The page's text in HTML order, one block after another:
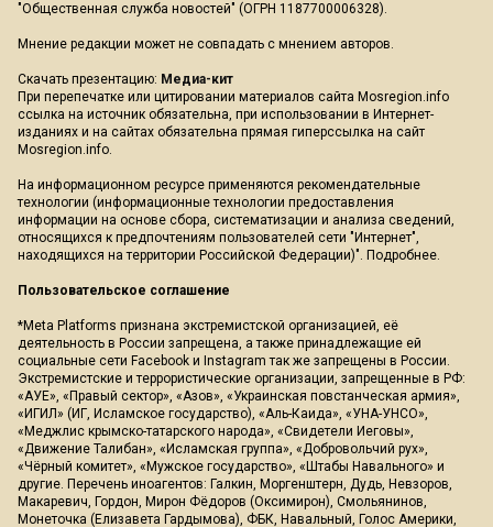
"Общественная служба новостей" (ОГРН 1187700006328).
Мнение редакции может не совпадать с мнением авторов.
Скачать презентацию: Медиа-кит
При перепечатке или цитировании материалов сайта Mosregion.info
ссылка на источник обязательна, при использовании в Интернет-
изданиях и на сайтах обязательна прямая гиперссылка на сайт
Mosregion.info.
На информационном ресурсе применяются рекомендательные
технологии (информационные технологии предоставления
информации на основе сбора, систематизации и анализа сведений,
относящихся к предпочтениям пользователей сети "Интернет",
находящихся на территории Российской Федерации)". Подробнее.
Пользовательское соглашение
*Meta Platforms признана экстремистской организацией, её
деятельность в России запрещена, а также принадлежащие ей
социальные сети Facebook и Instagram так же запрещены в России.
Экстремистские и террористические организации, запрещенные в РФ:
«АУЕ», «Правый сектор», «Азов», «Украинская повстанческая армия»,
«ИГИЛ» (ИГ, Исламское государство), «Аль-Каида», «УНА-УНСО»,
«Меджлис крымско-татарского народа», «Свидетели Иеговы»,
«Движение Талибан», «Исламская группа», «Добровольчий рух»,
«Чёрный комитет», «Мужское государство», «Штабы Навального» и
другие. Перечень иноагентов: Галкин, Моргенштерн, Дудь, Невзоров,
Макаревич, Гордон, Мирон Фёдоров (Оксимирон), Смольянинов,
Монеточка (Елизавета Гардымова), ФБК, Навальный, Голос Америки,